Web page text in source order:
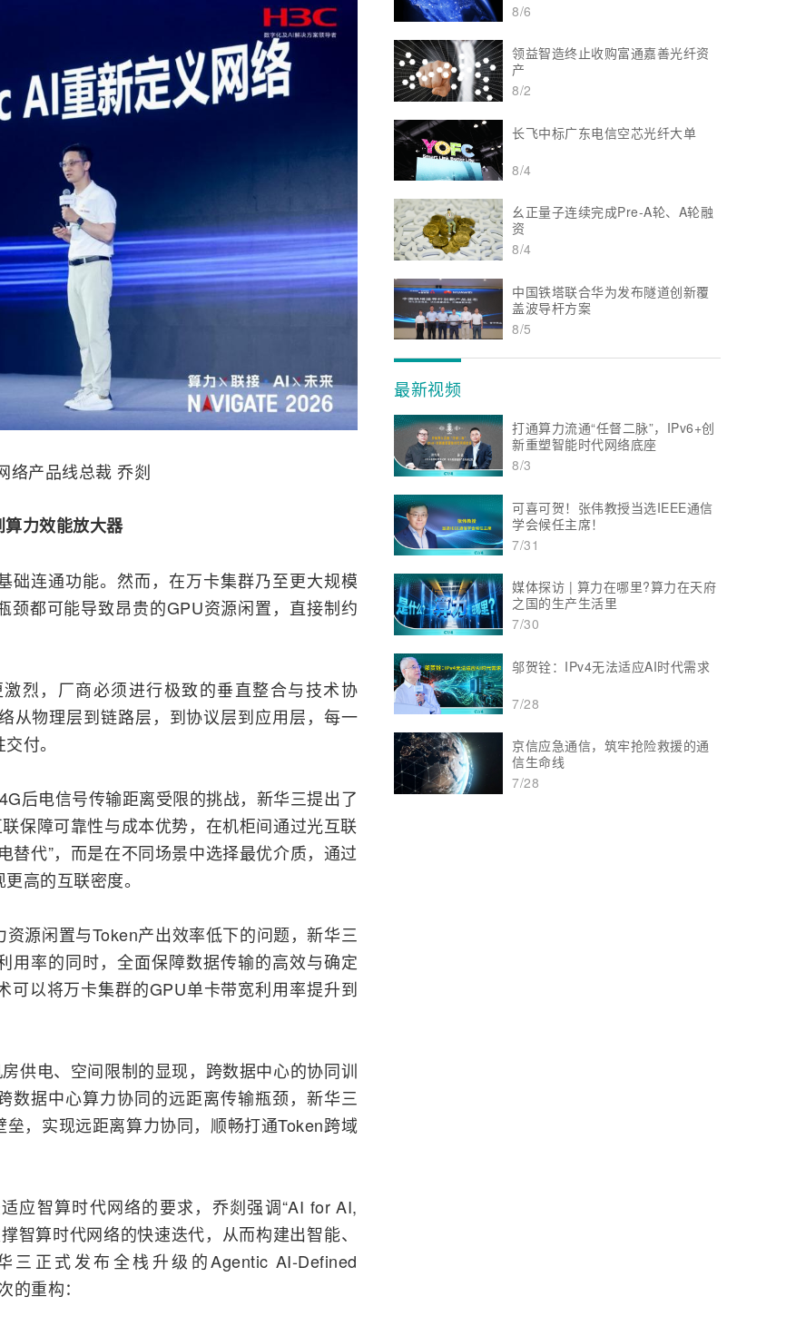
络产品线总裁 乔剡
力效能放大器
础连通功能。然而，在万卡集群乃至更大规模
颈都可能导致昂贵的GPU资源闲置，直接制约
烈，厂商必须进行极致的垂直整合与技术协
从物理层到链路层，到协议层到应用层，每一
付。
后电信号传输距离受限的挑战，新华三提出了
保障可靠性与成本优势，在机柜间通过光互联
替代”，而是在不同场景中选择最优介质，通过
高的互联密度。
源闲置与Token产出效率低下的问题，新华三
用率的同时，全面保障数据传输的高效与确定
可以将万卡集群的GPU单卡带宽利用率提升到
供电、空间限制的显现，跨数据中心的协同训
数据中心算力协同的远距离传输瓶颈，新华三
，实现远距离算力协同，顺畅打通Token跨域
应智算时代网络的要求，乔剡强调“AI for AI,
智算时代网络的快速迭代，从而构建出智能、
正式发布全栈升级的Agentic AI-Defined
重构：
8/6
领益智造终止收购富通嘉善光纤资
产
8/2
长飞中标广东电信空芯光纤大单
8/4
幺正量子连续完成Pre-A轮、A轮融
资
8/4
中国铁塔联合华为发布隧道创新覆
盖波导杆方案
8/5
最新视频
打通算力流通“任督二脉”，IPv6+创
新重塑智能时代网络底座
8/3
可喜可贺！张伟教授当选IEEE通信
学会候任主席！
7/31
媒体探访 | 算力在哪里?算力在天府
之国的生产生活里
7/30
邬贺铨：IPv4无法适应AI时代需求
7/28
京信应急通信，筑牢抢险救援的通
信生命线
7/28